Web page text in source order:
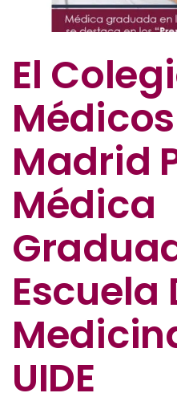
El
Madrid
Médica
Escuela
UIDE